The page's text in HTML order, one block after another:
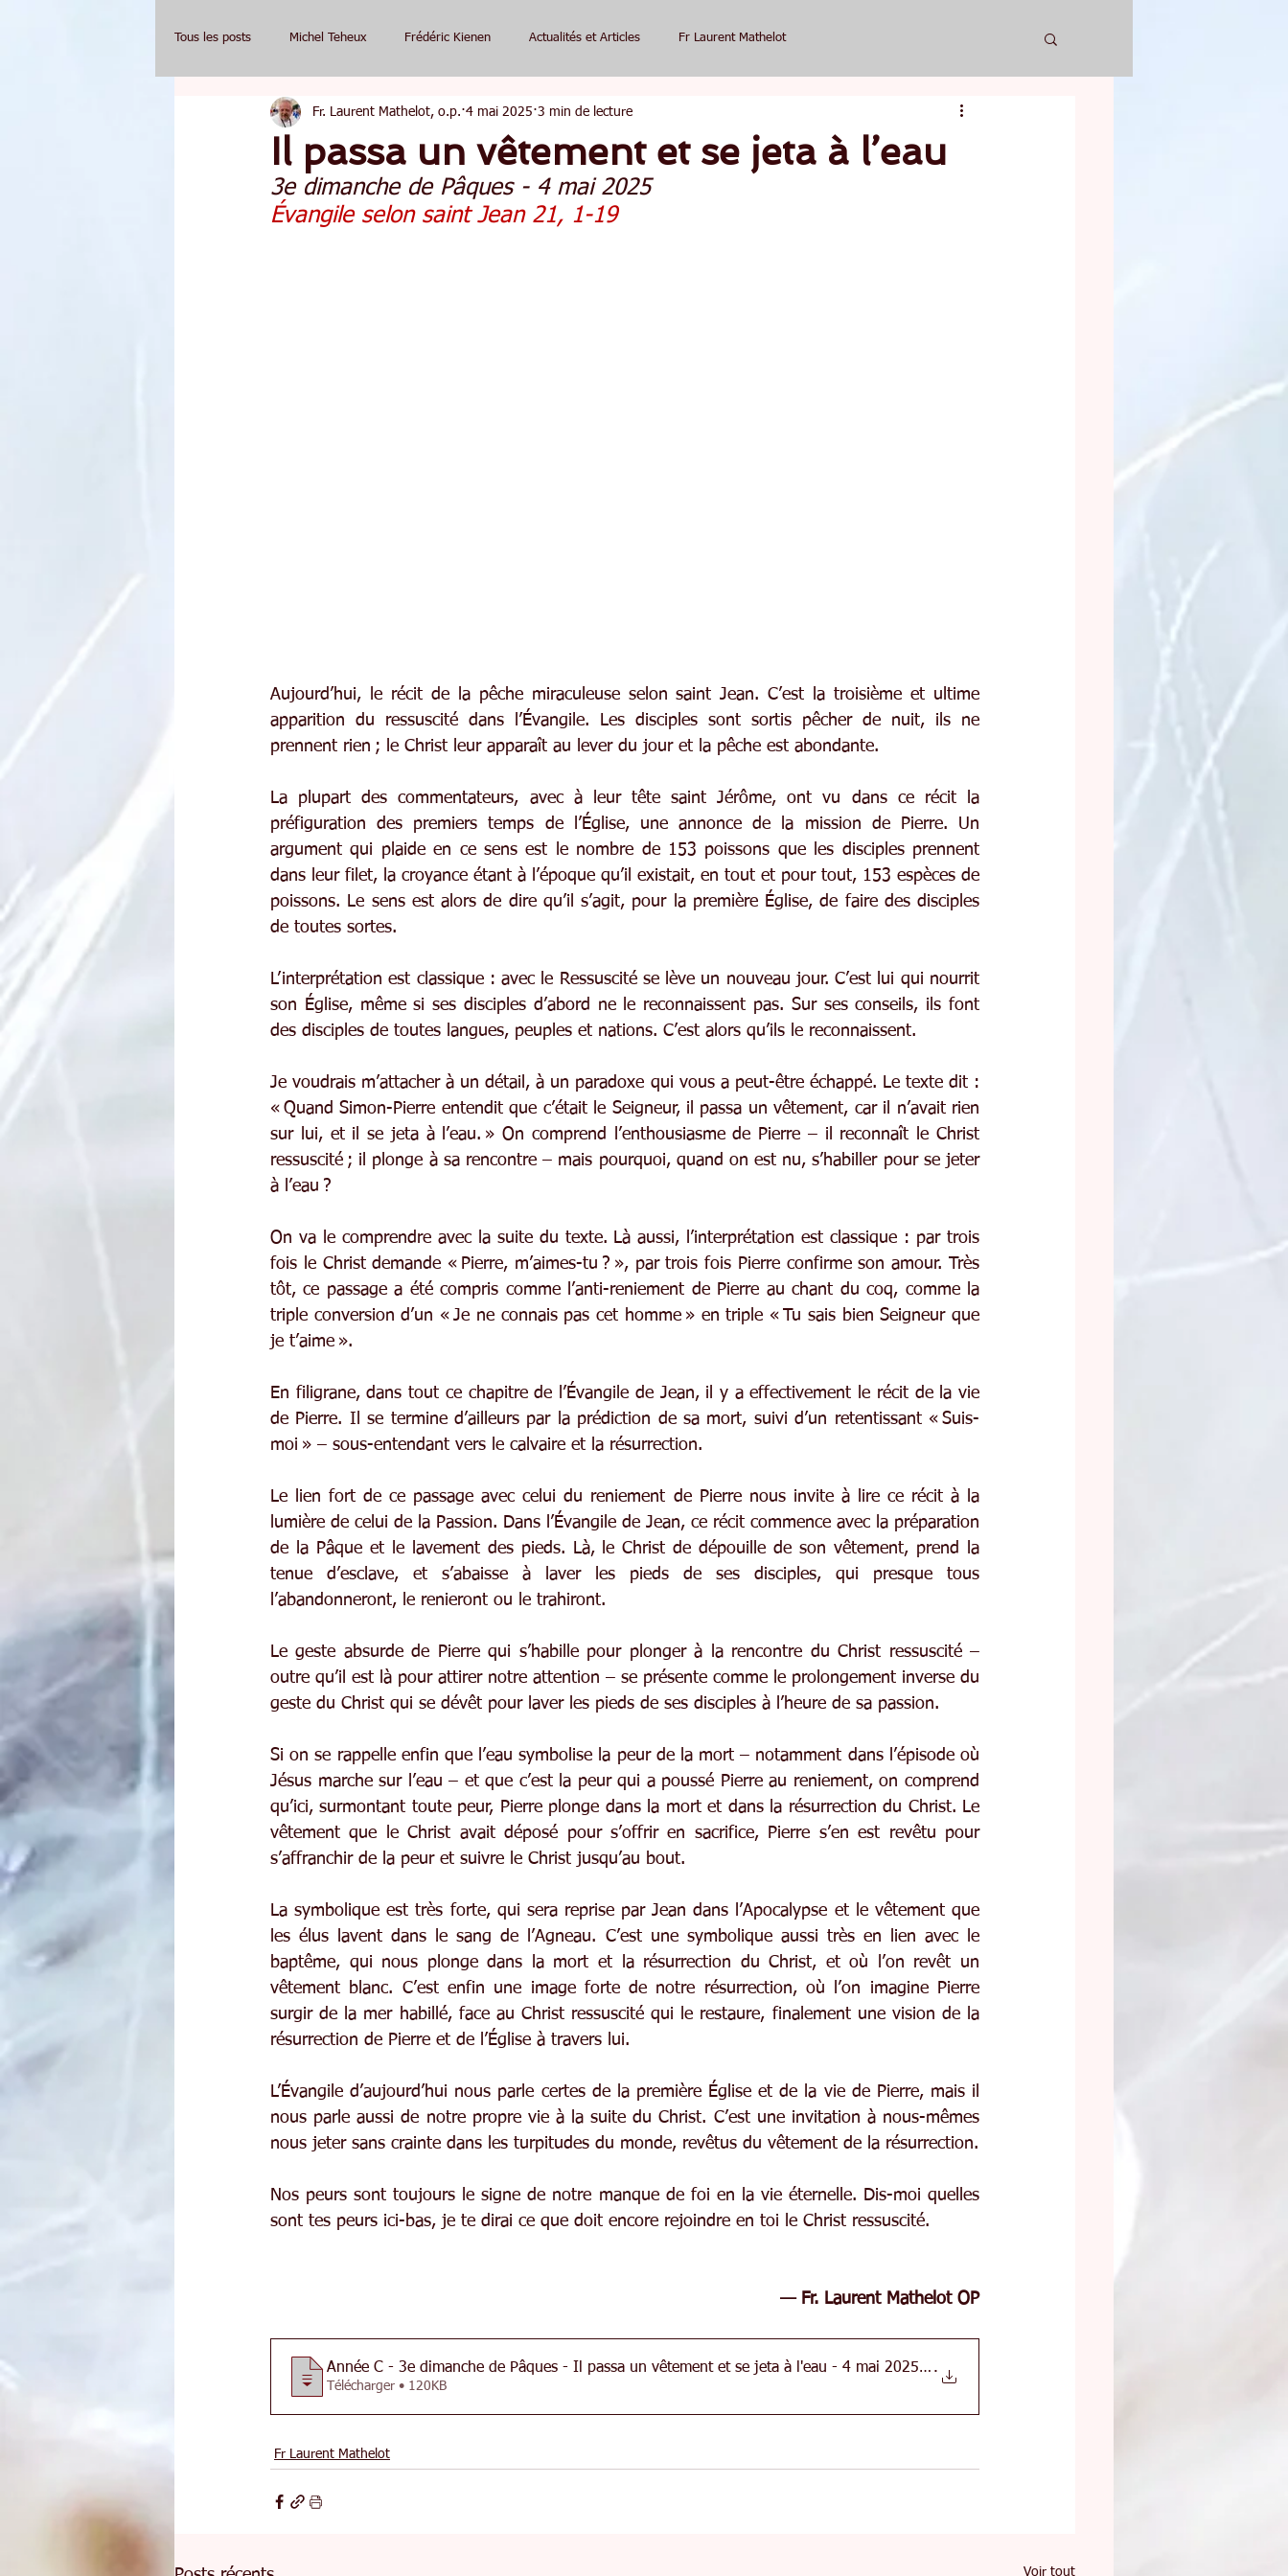
Tous les posts Michel Teheux Frédéric Kienen Actualités et Articles Fr Laurent Mathelot
Il passa un vêtement et se jeta à l’eau
Fr. Laurent Mathelot, o.p. 4 mai 2025 3 min de lecture
3e dimanche de Pâques - 4 mai 2025
Évangile selon saint Jean 21, 1-19
Aujourd’hui, le récit de la pêche miraculeuse selon saint Jean. C’est la troisième et ultime
apparition du ressuscité dans l’Évangile. Les disciples sont sortis pêcher de nuit, ils ne
prennent rien ; le Christ leur apparaît au lever du jour et la pêche est abondante.
La plupart des commentateurs, avec à leur tête saint Jérôme, ont vu dans ce récit la
préfiguration des premiers temps de l’Église, une annonce de la mission de Pierre. Un
argument qui plaide en ce sens est le nombre de 153 poissons que les disciples prennent
dans leur filet, la croyance étant à l’époque qu’il existait, en tout et pour tout, 153 espèces de
poissons. Le sens est alors de dire qu’il s’agit, pour la première Église, de faire des disciples
de toutes sortes.
L’interprétation est classique : avec le Ressuscité se lève un nouveau jour. C’est lui qui nourrit
son Église, même si ses disciples d’abord ne le reconnaissent pas. Sur ses conseils, ils font
des disciples de toutes langues, peuples et nations. C’est alors qu’ils le reconnaissent.
Je voudrais m’attacher à un détail, à un paradoxe qui vous a peut-être échappé. Le texte dit :
« Quand Simon-Pierre entendit que c’était le Seigneur, il passa un vêtement, car il n’avait rien
sur lui, et il se jeta à l’eau. » On comprend l’enthousiasme de Pierre – il reconnaît le Christ
ressuscité ; il plonge à sa rencontre – mais pourquoi, quand on est nu, s’habiller pour se jeter
à l’eau ?
On va le comprendre avec la suite du texte. Là aussi, l’interprétation est classique : par trois
fois le Christ demande « Pierre, m’aimes-tu ? », par trois fois Pierre confirme son amour. Très
tôt, ce passage a été compris comme l’anti-reniement de Pierre au chant du coq, comme la
triple conversion d’un « Je ne connais pas cet homme » en triple « Tu sais bien Seigneur que
je t’aime ».
En filigrane, dans tout ce chapitre de l’Évangile de Jean, il y a effectivement le récit de la vie
de Pierre. Il se termine d’ailleurs par la prédiction de sa mort, suivi d’un retentissant « Suis-
moi » – sous-entendant vers le calvaire et la résurrection.
Le lien fort de ce passage avec celui du reniement de Pierre nous invite à lire ce récit à la
lumière de celui de la Passion. Dans l’Évangile de Jean, ce récit commence avec la préparation
de la Pâque et le lavement des pieds. Là, le Christ de dépouille de son vêtement, prend la
tenue d’esclave, et s’abaisse à laver les pieds de ses disciples, qui presque tous
l’abandonneront, le renieront ou le trahiront.
Le geste absurde de Pierre qui s’habille pour plonger à la rencontre du Christ ressuscité –
outre qu’il est là pour attirer notre attention – se présente comme le prolongement inverse du
geste du Christ qui se dévêt pour laver les pieds de ses disciples à l’heure de sa passion.
Si on se rappelle enfin que l’eau symbolise la peur de la mort – notamment dans l’épisode où
Jésus marche sur l’eau – et que c’est la peur qui a poussé Pierre au reniement, on comprend
qu’ici, surmontant toute peur, Pierre plonge dans la mort et dans la résurrection du Christ. Le
vêtement que le Christ avait déposé pour s’offrir en sacrifice, Pierre s’en est revêtu pour
s’affranchir de la peur et suivre le Christ jusqu’au bout.
La symbolique est très forte, qui sera reprise par Jean dans l’Apocalypse et le vêtement que
les élus lavent dans le sang de l’Agneau. C’est une symbolique aussi très en lien avec le
baptême, qui nous plonge dans la mort et la résurrection du Christ, et où l’on revêt un
vêtement blanc. C’est enfin une image forte de notre résurrection, où l’on imagine Pierre
surgir de la mer habillé, face au Christ ressuscité qui le restaure, finalement une vision de la
résurrection de Pierre et de l’Église à travers lui.
L’Évangile d’aujourd’hui nous parle certes de la première Église et de la vie de Pierre, mais il
nous parle aussi de notre propre vie à la suite du Christ. C’est une invitation à nous-mêmes
nous jeter sans crainte dans les turpitudes du monde, revêtus du vêtement de la résurrection.
Nos peurs sont toujours le signe de notre manque de foi en la vie éternelle. Dis-moi quelles
sont tes peurs ici-bas, je te dirai ce que doit encore rejoindre en toi le Christ ressuscité.
— Fr. Laurent Mathelot OP
Année C - 3e dimanche de Pâques - Il passa un vêtement et se jeta à l'eau - 4 mai 2025 - L.
Télécharger • 120KB
Fr Laurent Mathelot
Voir tout